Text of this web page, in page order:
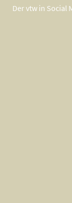
Der vtw in Social